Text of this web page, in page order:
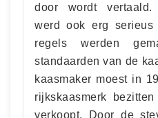
door wordt vertaald.
werd ook erg serieus
regels werden
standaarden van de
kaasmaker moest in
rijkskaasmerk
verkoopt. Door de